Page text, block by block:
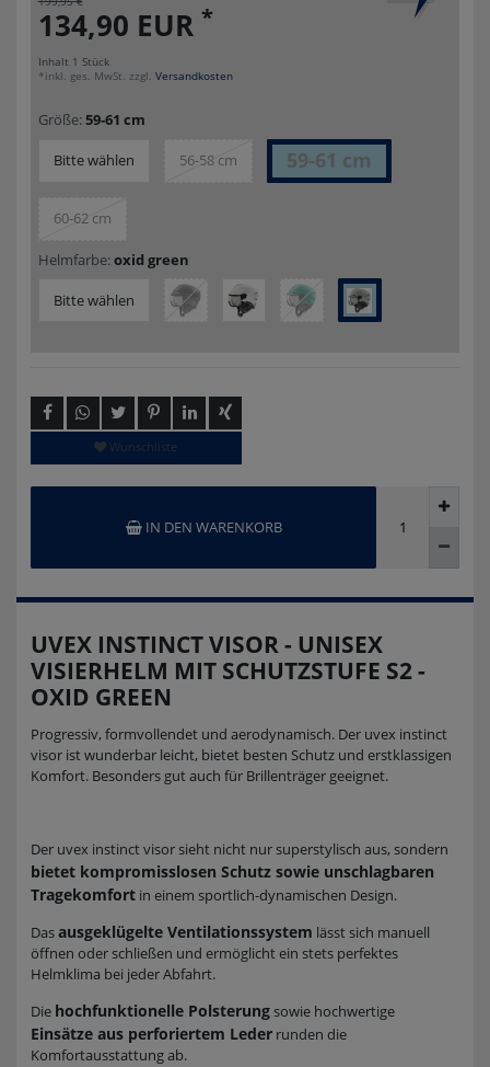
134,90 EUR *
Inhalt 1 Stück
*inkl. ges. MwSt. zzgl. Versandkosten
Größe:59-61 cm
Bitte wählen 56-58 cm 59-61 cm
60-62 cm
Helmfarbe:oxid green
Bitte wählen
Wunschliste
IN DEN WARENKORB
UVEX INSTINCT VISOR - UNISEX
VISIERHELM MIT SCHUTZSTUFE S2 -
OXID GREEN
Progressiv, formvollendet und aerodynamisch. Der uvex instinct
visor ist wunderbar leicht, bietet besten Schutz und erstklassigen
Komfort. Besonders gut auch für Brillenträger geeignet.
Der uvex instinct visor sieht nicht nur superstylisch aus, sondern
bietet kompromisslosen Schutz sowie unschlagbaren
Tragekomfort in einem sportlich-dynamischen Design.
Dasausgeklügelte Ventilationssystem lässt sich manuell
öffnen oder schließen und ermöglicht ein stets perfektes
Helmklima bei jeder Abfahrt.
Die hochfunktionelle Polsterungsowie hochwertige
Einsätze aus perforiertem Leder runden die
Komfortausstattung ab.